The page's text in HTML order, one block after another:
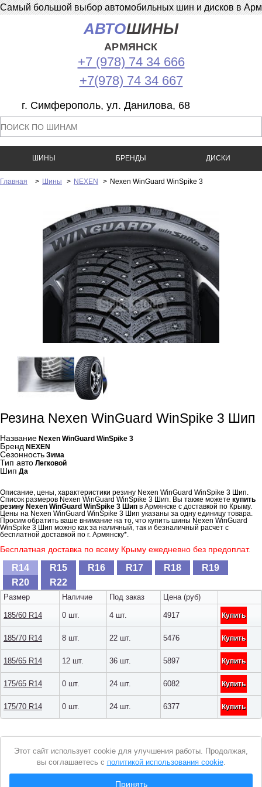
Самый большой выбор автомобильных шин и дисков в
АВТОШИНЫ
АРМЯНСК
+7 (978) 74 34 666
+7(978) 74 34 667
г. Симферополь, ул. Данилова, 68
ШИНЫ БРЕНДЫ ДИСКИ
Главная > Шины > NEXEN > Nexen WinGuard WinSpike 3
Резина Nexen WinGuard WinSpike 3 Шип
Название Nexen WinGuard WinSpike 3
Бренд NEXEN
Сезонность Зима
Тип авто Легковой
Шип Да
Описание, цены, характеристики резину Nexen WinGuard WinSpike 3 Шип.
Список размеров Nexen WinGuard WinSpike 3 Шип. Вы также можете купить
резину Nexen WinGuard WinSpike 3 Шип в Армянске с доставкой по Крыму.
Цены на Nexen WinGuard WinSpike 3 Шип указаны за одну единицу товара.
Просим обратить ваше внимание на то, что купить шины Nexen WinGuard
WinSpike 3 Шип можно как за наличный, так и безналичный расчет с
бесплатной доставкой по г. Армянску*.
Бесплатная доставка по всему Крыму ежедневно без предоплат.
R14 R15 R16 R17 R18
R19
R20
R22
Размер Наличие Под заказ Цена (руб)
185/60 R14 0 шт. 4 шт. 4917 Купить
185/70 R14 8 шт. 22 шт. 5476 Купить
185/65 R14 12 шт. 36 шт. 5897 Купить
175/65 R14 0 шт. 24 шт. 6082 Купить
175/70 R14 0 шт. 24 шт. 6377 Купить
Вся представленная на сайте информация носит справочный характер и не
Уведомление
cookie
Этот сайт использует cookie для улучшения работы. Продолжая,
вы соглашаетесь с политикой использования cookie.
Принять